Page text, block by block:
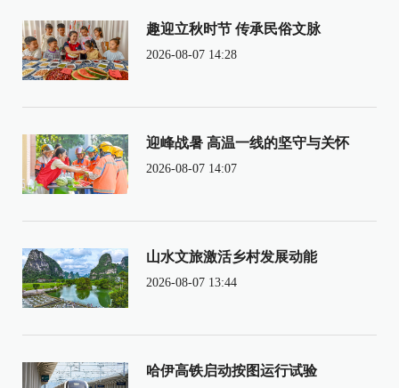
趣迎立秋时节 传承民俗文脉
2026-08-07 14:28
迎峰战暑 高温一线的坚守与关怀
2026-08-07 14:07
山水文旅激活乡村发展动能
2026-08-07 13:44
哈伊高铁启动按图运行试验